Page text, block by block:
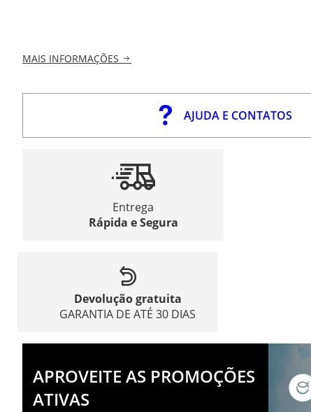
MAIS INFORMAÇÕES
AJUDA E CONTATOS
Entrega
Rápida e Segura
Devolução gratuita
GARANTIA DE ATÉ 30 DIAS
APROVEITE AS PROMOÇÕES
ATIVAS